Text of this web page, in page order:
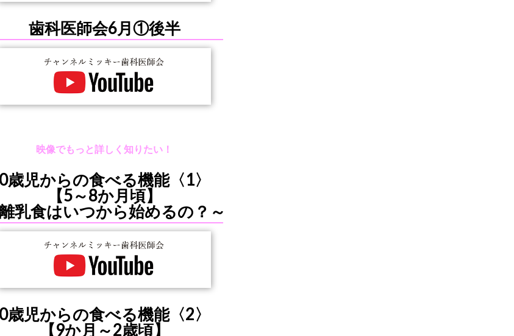
歯科医師会6月①後半
映像でもっと詳しく知りたい！
0歳児からの食べる機能〈1〉
【5～8か月頃】
乳食はいつから始めるの？～
0歳児からの食べる機能〈2〉
【9か月～2歳頃】